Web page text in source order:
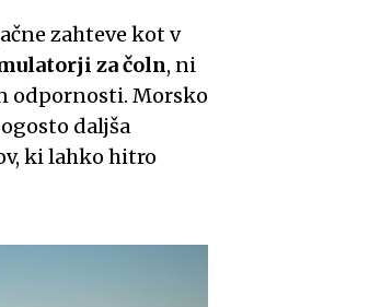
zahteve kot v
za čoln, ni
odpornosti. Morsko
daljša
ki lahko hitro